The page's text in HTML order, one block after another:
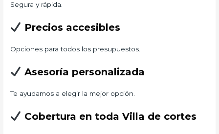
Segura y rápida.
Precios accesibles
Opciones para todos los presupuestos.
Asesoría personalizada
Te ayudamos a elegir la mejor opción.
Cobertura en toda Villa de cortes